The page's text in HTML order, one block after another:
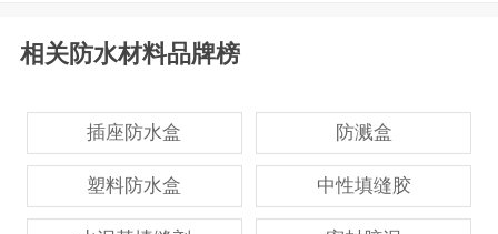
相关防水材料品牌榜
插座防水盒 防溅盒
塑料防水盒 中性填缝胶